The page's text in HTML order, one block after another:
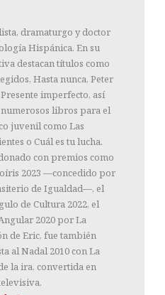
dramaturgo y doctor
Hispánica. En su
destacan títulos como
Hasta nunca, Peter
imperfecto, así
libros para el
juvenil como Las
o Cuál es tu lucha.
con premios como
2023 —concedido por
de Igualdad—, el
de Cultura 2022, el
2020 por La
de Eric, fue también
al Nadal 2010 con La
la ira, convertida en